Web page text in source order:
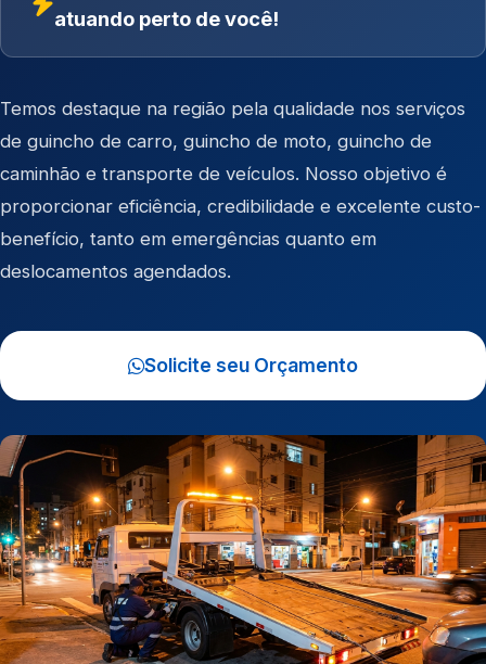
atuando perto de você!
Temos destaque na região pela qualidade nos serviços
de guincho de carro, guincho de moto, guincho de
caminhão e transporte de veículos. Nosso objetivo é
proporcionar eficiência, credibilidade e excelente custo-
benefício, tanto em emergências quanto em
deslocamentos agendados.
Solicite seu Orçamento